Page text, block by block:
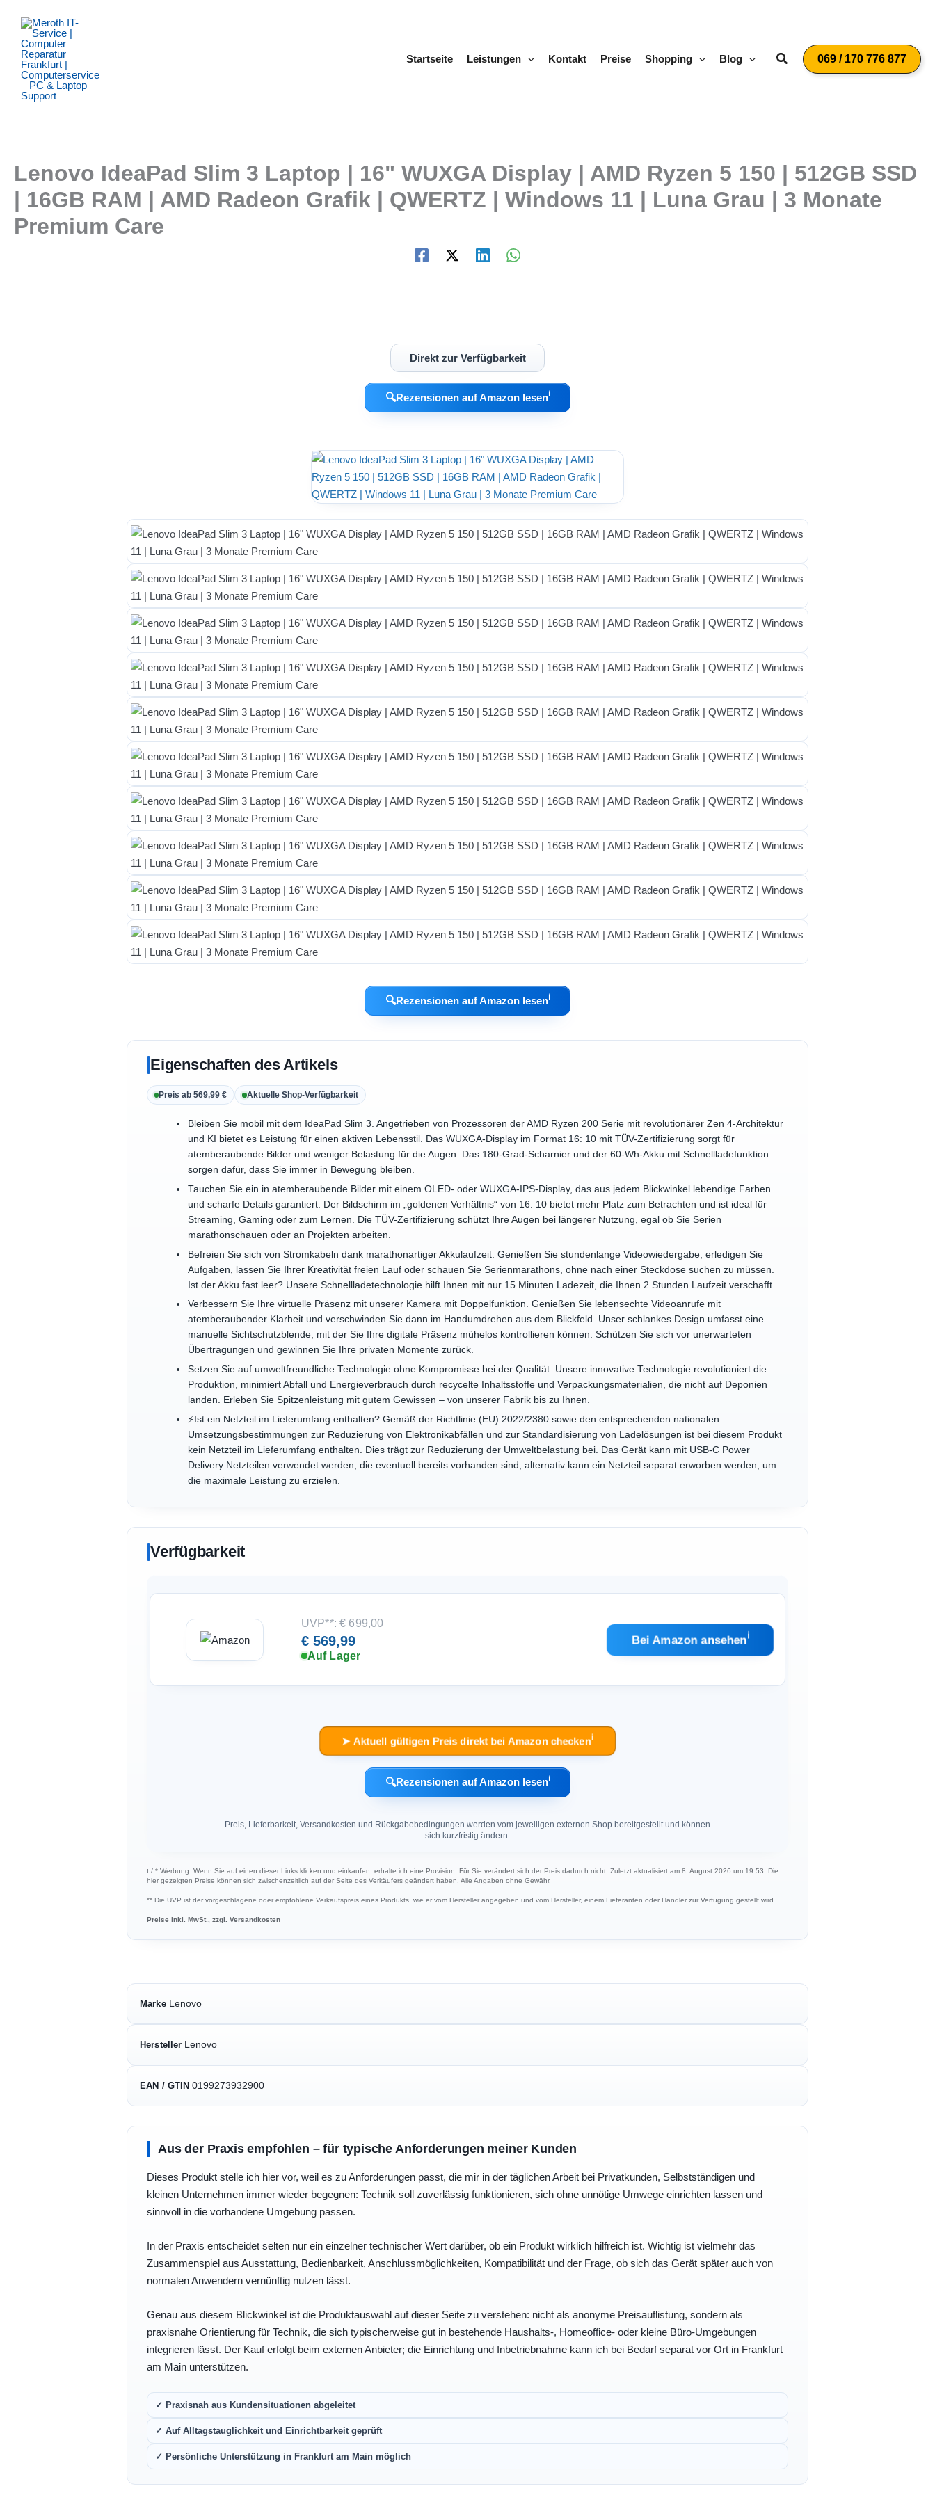
Inhalt
springen
Startseite
Leistungen Kontakt Preise Shopping Blog Suchen069 / 170 776 877
Lenovo IdeaPad Slim 3 Laptop | 16" WUXGA Display | AMD Ryzen 5 150 | 512GB SSD
| 16GB RAM | AMD Radeon Grafik | QWERTZ | Windows 11 | Luna Grau | 3 Monate
Premium Care
Direkt zur Verfügbarkeit
🔍Rezensionen auf Amazon lesenℹ︎
🔍Rezensionen auf Amazon lesenℹ︎
Eigenschaften des Artikels
Preis ab 569,99 € Aktuelle Shop-Verfügbarkeit
Bleiben Sie mobil mit dem IdeaPad Slim 3. Angetrieben von Prozessoren der AMD Ryzen 200 Serie mit revolutionärer Zen 4-Architektur
und KI bietet es Leistung für einen aktiven Lebensstil. Das WUXGA-Display im Format 16: 10 mit TÜV-Zertifizierung sorgt für
atemberaubende Bilder und weniger Belastung für die Augen. Das 180-Grad-Scharnier und der 60-Wh-Akku mit Schnellladefunktion
sorgen dafür, dass Sie immer in Bewegung bleiben.
Tauchen Sie ein in atemberaubende Bilder mit einem OLED- oder WUXGA-IPS-Display, das aus jedem Blickwinkel lebendige Farben
und scharfe Details garantiert. Der Bildschirm im „goldenen Verhältnis“ von 16: 10 bietet mehr Platz zum Betrachten und ist ideal für
Streaming, Gaming oder zum Lernen. Die TÜV-Zertifizierung schützt Ihre Augen bei längerer Nutzung, egal ob Sie Serien
marathonschauen oder an Projekten arbeiten.
Befreien Sie sich von Stromkabeln dank marathonartiger Akkulaufzeit: Genießen Sie stundenlange Videowiedergabe, erledigen Sie
Aufgaben, lassen Sie Ihrer Kreativität freien Lauf oder schauen Sie Serienmarathons, ohne nach einer Steckdose suchen zu müssen.
Ist der Akku fast leer? Unsere Schnellladetechnologie hilft Ihnen mit nur 15 Minuten Ladezeit, die Ihnen 2 Stunden Laufzeit verschafft.
Verbessern Sie Ihre virtuelle Präsenz mit unserer Kamera mit Doppelfunktion. Genießen Sie lebensechte Videoanrufe mit
atemberaubender Klarheit und verschwinden Sie dann im Handumdrehen aus dem Blickfeld. Unser schlankes Design umfasst eine
manuelle Sichtschutzblende, mit der Sie Ihre digitale Präsenz mühelos kontrollieren können. Schützen Sie sich vor unerwarteten
Übertragungen und gewinnen Sie Ihre privaten Momente zurück.
Setzen Sie auf umweltfreundliche Technologie ohne Kompromisse bei der Qualität. Unsere innovative Technologie revolutioniert die
Produktion, minimiert Abfall und Energieverbrauch durch recycelte Inhaltsstoffe und Verpackungsmaterialien, die nicht auf Deponien
landen. Erleben Sie Spitzenleistung mit gutem Gewissen – von unserer Fabrik bis zu Ihnen.
⚡Ist ein Netzteil im Lieferumfang enthalten? Gemäß der Richtlinie (EU) 2022/2380 sowie den entsprechenden nationalen
Umsetzungsbestimmungen zur Reduzierung von Elektronikabfällen und zur Standardisierung von Ladelösungen ist bei diesem Produkt
kein Netzteil im Lieferumfang enthalten. Dies trägt zur Reduzierung der Umweltbelastung bei. Das Gerät kann mit USB‑C Power
Delivery Netzteilen verwendet werden, die eventuell bereits vorhanden sind; alternativ kann ein Netzteil separat erworben werden, um
die maximale Leistung zu erzielen.
Verfügbarkeit
UVP**: € 699,00
€ 569,99
Auf Lager
Bei Amazon ansehenℹ︎
➤ Aktuell gültigen Preis direkt bei Amazon checkenℹ︎
🔍Rezensionen auf Amazon lesenℹ︎
Preis, Lieferbarkeit, Versandkosten und Rückgabebedingungen werden vom jeweiligen externen Shop bereitgestellt und können
sich kurzfristig ändern.
ℹ︎ / * Werbung: Wenn Sie auf einen dieser Links klicken und einkaufen, erhalte ich eine Provision. Für Sie verändert sich der Preis dadurch nicht. Zuletzt aktualisiert am 8. August 2026 um 19:53. Die
hier gezeigten Preise können sich zwischenzeitlich auf der Seite des Verkäufers geändert haben. Alle Angaben ohne Gewähr.
** Die UVP ist der vorgeschlagene oder empfohlene Verkaufspreis eines Produkts, wie er vom Hersteller angegeben und vom Hersteller, einem Lieferanten oder Händler zur Verfügung gestellt wird.
Preise inkl. MwSt., zzgl. Versandkosten
Marke Lenovo
Hersteller Lenovo
EAN / GTIN 0199273932900
Aus der Praxis empfohlen – für typische Anforderungen meiner Kunden
Dieses Produkt stelle ich hier vor, weil es zu Anforderungen passt, die mir in der täglichen Arbeit bei Privatkunden, Selbstständigen und
kleinen Unternehmen immer wieder begegnen: Technik soll zuverlässig funktionieren, sich ohne unnötige Umwege einrichten lassen und
sinnvoll in die vorhandene Umgebung passen.
In der Praxis entscheidet selten nur ein einzelner technischer Wert darüber, ob ein Produkt wirklich hilfreich ist. Wichtig ist vielmehr das
Zusammenspiel aus Ausstattung, Bedienbarkeit, Anschlussmöglichkeiten, Kompatibilität und der Frage, ob sich das Gerät später auch von
normalen Anwendern vernünftig nutzen lässt.
Genau aus diesem Blickwinkel ist die Produktauswahl auf dieser Seite zu verstehen: nicht als anonyme Preisauflistung, sondern als
praxisnahe Orientierung für Technik, die sich typischerweise gut in bestehende Haushalts-, Homeoffice- oder kleine Büro-Umgebungen
integrieren lässt. Der Kauf erfolgt beim externen Anbieter; die Einrichtung und Inbetriebnahme kann ich bei Bedarf separat vor Ort in Frankfurt
am Main unterstützen.
✓ Praxisnah aus Kundensituationen abgeleitet
✓ Auf Alltagstauglichkeit und Einrichtbarkeit geprüft
✓ Persönliche Unterstützung in Frankfurt am Main möglich